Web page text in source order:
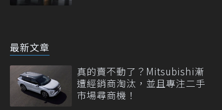
最新文章
真的賣不動了？Mitsubishi漸
遭經銷商淘汰，並且專注二手
市場尋商機！